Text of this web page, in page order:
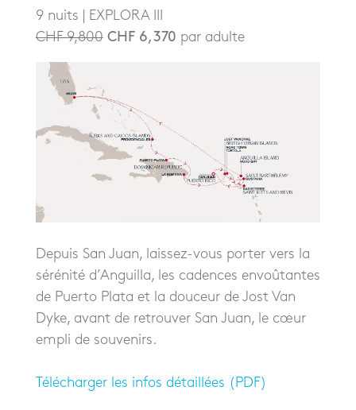
9 nuits | EXPLORA III
CHF 9,800 CHF 6,370 par adulte
Depuis San Juan, laissez-vous porter vers la
sérénité d’Anguilla, les cadences envoûtantes
de Puerto Plata et la douceur de Jost Van
Dyke, avant de retrouver San Juan, le cœur
empli de souvenirs.
Télécharger les infos détaillées (PDF)